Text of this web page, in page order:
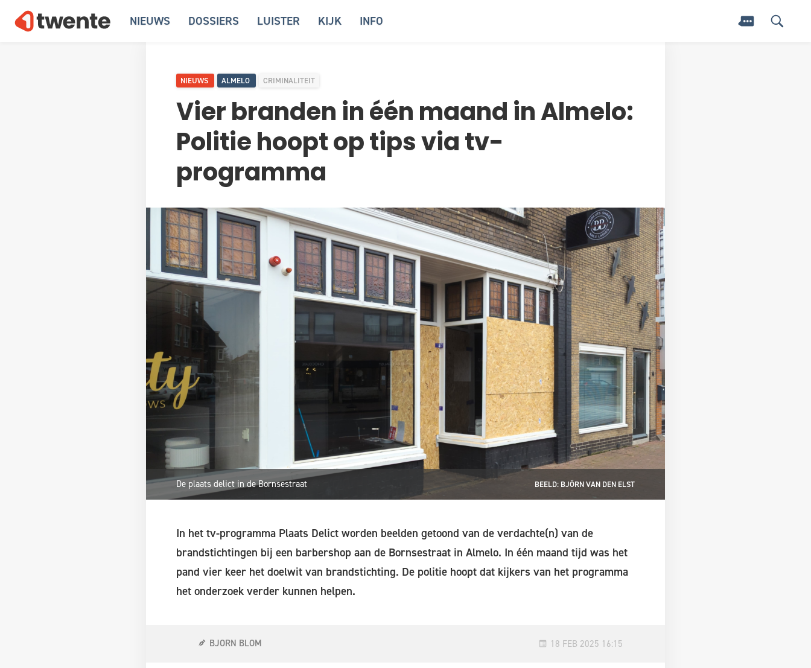
NIEUWS DOSSIERS LUISTER KIJK INFO
NIEUWS ALMELO CRIMINALITEIT
Vier branden in één maand in Almelo:
Politie hoopt op tips via tv-
programma
De plaats delict in de Bornsestraat BEELD: BJÖRN VAN DEN ELST
In het tv-programma Plaats Delict worden beelden getoond van de verdachte(n) van de
brandstichtingen bij een barbershop aan de Bornsestraat in Almelo. In één maand tijd was het
pand vier keer het doelwit van brandstichting. De politie hoopt dat kijkers van het programma
het onderzoek verder kunnen helpen.
BJORN BLOM 18 FEB 2025 16:15